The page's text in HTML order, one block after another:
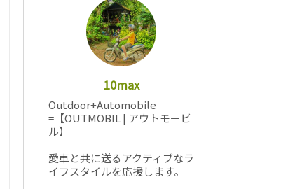
10max
Outdoor+Automobile
=【OUTMOBIL | アウトモービ
ル】
愛車と共に送るアクティブなラ
イフスタイルを応援します。